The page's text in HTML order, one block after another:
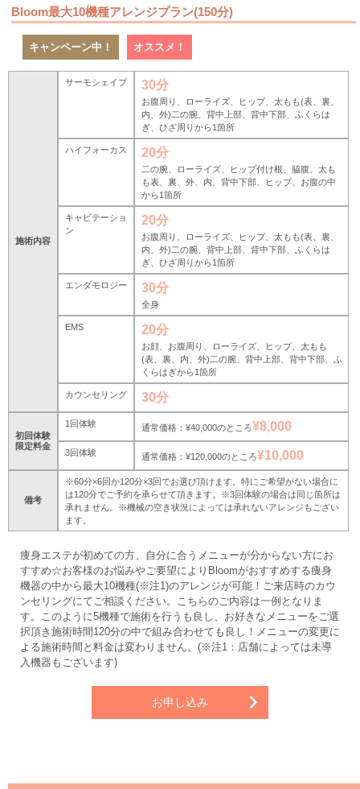
Bloom最大10機種アレンジプラン(150分)
キャンペーン中！ オススメ！
施術内容
サーモシェイプ 30分
お腹周り、ローライズ、ヒップ、太もも(表、裏、
内、外)二の腕、背中上部、背中下部、ふくらは
ぎ、ひざ周りから1箇所
ハイフォーカス 20分
二の腕、ローライズ、ヒップ付け根、脇腹、太も
も表、裏、外、内、背中下部、ヒップ、お腹の中
から1箇所
キャビテーショ
ン
20分
お腹周り、ローライズ、ヒップ、太もも(表、裏、
内、外)二の腕、背中上部、背中下部、ふくらは
ぎ、ひざ周りから1箇所
エンダモロジー 30分
全身
EMS 20分
お顔、お腹周り、ローライズ、ヒップ、太もも
(表、裏、内、外)二の腕、背中上部、背中下部、ふ
くらはぎから1箇所
カウンセリング 30分
初回体験
限定料金
1回体験 通常価格：¥40,000のところ¥8,000
3回体験 通常価格：¥120,000のところ¥10,000
備考
※60分×6回か120分×3回でお選び頂けます。特にご希望がない場合に
は120分でご予約を承らせて頂きます。※3回体験の場合は同じ箇所は
承れません。※機械の空き状況によっては承れないアレンジもござい
ます。
痩身エステが初めての方、自分に合うメニューが分からない方にお
すすめ☆お客様のお悩みやご要望によりBloomがおすすめする痩身
機器の中から最大10機種(※注1)のアレンジが可能！ご来店時のカウ
ンセリングにてご相談ください。こちらのご内容は一例となりま
す。このように5機種で施術を行うも良し、お好きなメニューをご選
択頂き施術時間120分の中で組み合わせても良し！メニューの変更に
よる施術時間と料金は変わりません。(※注1：店舗によっては未導
入機器もございます)
お申し込み